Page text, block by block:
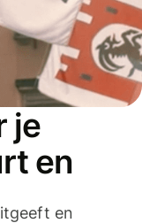
je
en
en